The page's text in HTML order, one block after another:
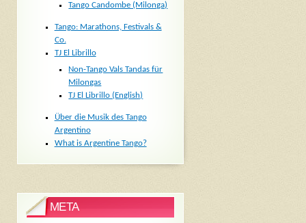
Tango Candombe (Milonga)
Tango: Marathons, Festivals &
Co.
TJ El Librillo
Non-Tango Vals Tandas für
Milongas
TJ El Librillo (English)
Über die Musik des Tango
Argentino
What is Argentine Tango?
META